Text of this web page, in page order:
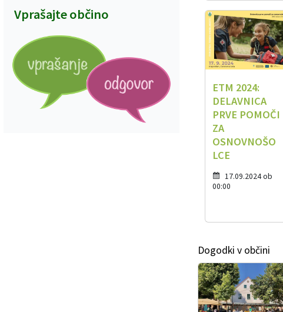
ETM 2024:
DELAVNICA
PRVE POMOČI
ZA
OSNOVNOŠO
LCE
17.09.2024 ob
00:00
Dogodki v občini
Vprašajte občino